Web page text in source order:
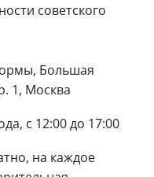
у музея. В
выступления,
квестом,